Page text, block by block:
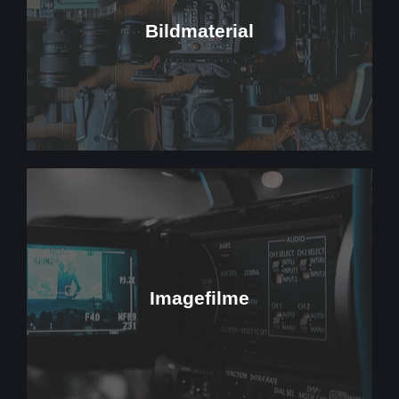
Bildmaterial
Willkommen in der Welt der visuellen
Erzählungen. Unsere Bilder sprechen Bände und
fangen Momente ein, die Geschichten erzählen.
Tauchen Sie ein in die Kunst der Fotografie und
entdecken Sie, wie unsere Aufnahmen die Essenz
Ihrer Erlebnisse einfangen.
Imagefilme
Tauchen Sie ein in die Welt der bewegten Bilder,
Imagefilme sind emotionale Geschichten, die Ihre
Marke zum Leben erwecken. Jedes Video ist
sorgfältig inszeniert, um die Essenz Ihrer
Botschaft einzufangen.